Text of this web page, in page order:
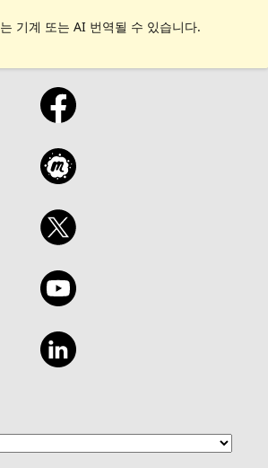
기계 또는 AI 번역될 수 있습니다.